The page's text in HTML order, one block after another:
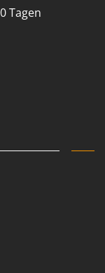
Tagen